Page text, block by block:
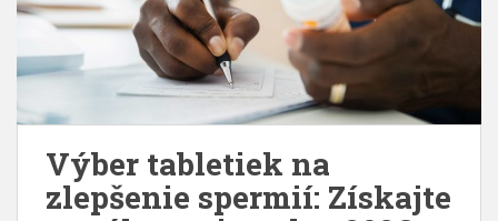
Výber tabletiek na
zlepšenie spermií: Získajte